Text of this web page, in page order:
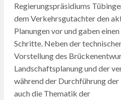
Regierungspräsidiums
dem Verkehrsgutachter den
Planungen vor und gaben
Schritte. Neben der
Vorstellung des
Landschaftsplanung und der
während der Durchführung
auch die Thematik der